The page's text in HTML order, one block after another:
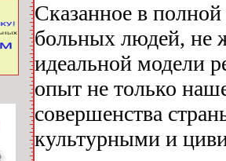
Сказанное в
больных людей, не
идеальной модели
опыт не только
совершенства
культурными и